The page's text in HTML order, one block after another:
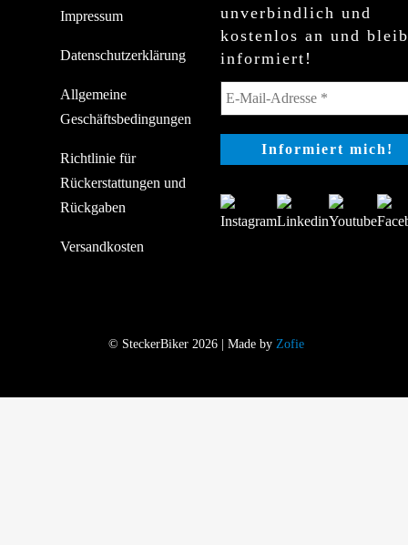
Impressum
Datenschutzerklärung
Allgemeine
Geschäftsbedingungen
Richtlinie für
Rückerstattungen und
Rückgaben
Versandkosten
unverbindlich und
kostenlos an und
informiert!
© SteckerBiker 2026 | Made by Zofie